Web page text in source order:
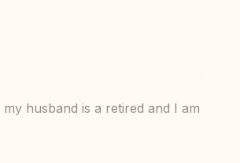
husband is a retired and I am